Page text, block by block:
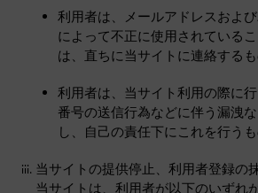
利用者は、メールアドレスおよ
によって不正に使用されている
は、直ちに当サイトに連絡するも
利用者は、当サイト利用の際に
番号の送信行為などに伴う漏洩
し、自己の責任下にこれを行うも
当サイトの提供停止、利用者登録の
当サイトは、利用者が以下のいずれ